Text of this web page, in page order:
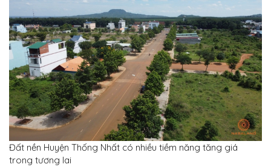
Đất nền Huyện Thống Nhất có nhiều tiềm năng tăng giá
trong tương lai